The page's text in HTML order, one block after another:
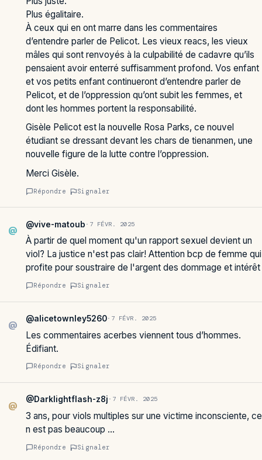
Plus égalitaire.
À ceux qui en ont marre dans les commentaires
d’entendre parler de Pelicot. Les vieux reacs, les vieux
mâles qui sont renvoyés à la culpabilité de cadavre qu’ils
pensaient avoir enterré suffisamment profond. Vos enfant
et vos petits enfant continueront d’entendre parler de
Pelicot, et de l’oppression qu’ont subit les femmes, et
dont les hommes portent la responsabilité.
Gisèle Pelicot est la nouvelle Rosa Parks, ce nouvel
étudiant se dressant devant les chars de tienanmen, une
nouvelle figure de la lutte contre l’oppression.
Merci Gisèle.
Répondre Signaler
@
@vive-matoub · 7 FÉVR. 2025
À partir de quel moment qu'un rapport sexuel devient un
viol? La justice n'est pas clair! Attention bcp de femme qui
profite pour soustraire de l'argent des dommage et intérêt
Répondre Signaler
@
@alicetownley5260· 7 FÉVR. 2025
Les commentaires acerbes viennent tous d’hommes.
Édifiant.
Répondre Signaler
@
@Darklightflash-z8j · 7 FÉVR. 2025
3 ans, pour viols multiples sur une victime inconsciente, ce
n est pas beaucoup …
Répondre Signaler